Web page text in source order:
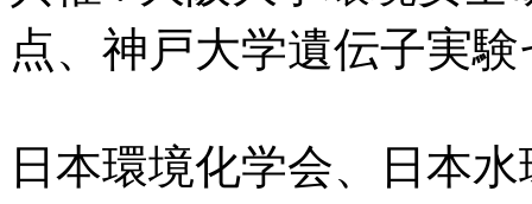
点、神戸大学遺伝子実
日本環境化学会、日本